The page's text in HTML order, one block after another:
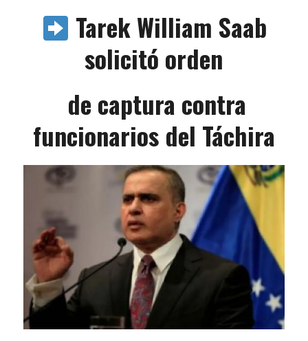
Tarek William Saab
solicitó orden
de captura contra
funcionarios del Táchira